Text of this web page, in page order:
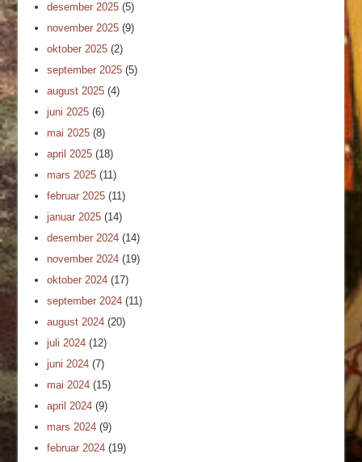
desember 2025 (5)
november 2025 (9)
oktober 2025 (2)
september 2025 (5)
august 2025 (4)
juni 2025 (6)
mai 2025 (8)
april 2025 (18)
mars 2025 (11)
februar 2025 (11)
januar 2025 (14)
desember 2024 (14)
november 2024 (19)
oktober 2024 (17)
september 2024 (11)
august 2024 (20)
juli 2024 (12)
juni 2024 (7)
mai 2024 (15)
april 2024 (9)
mars 2024 (9)
februar 2024 (19)